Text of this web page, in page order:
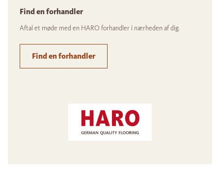
Find en forhandler
Aftal et møde med en HARO forhandler i nærheden af dig.
Find en forhandler